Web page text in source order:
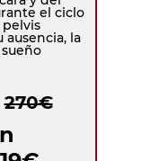
el ciclo
pelvis
la
270€